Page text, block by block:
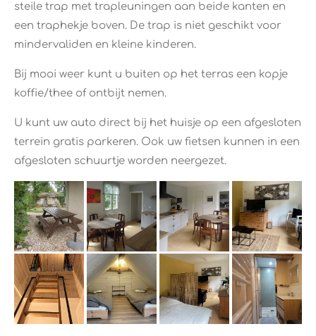
steile trap met trapleuningen aan beide kanten en
een traphekje boven. De trap is niet geschikt voor
mindervaliden en kleine kinderen.
Bij mooi weer kunt u buiten op het terras een kopje
koffie/thee of ontbijt nemen.
U kunt uw auto direct bij het huisje op een afgesloten
terrein gratis parkeren. Ook uw fietsen kunnen in een
afgesloten schuurtje worden neergezet.